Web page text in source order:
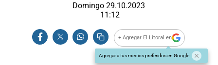
Domingo 29.10.2023
11:12
+ Agregar El Litoral en
Agregar a tus medios preferidos en Google